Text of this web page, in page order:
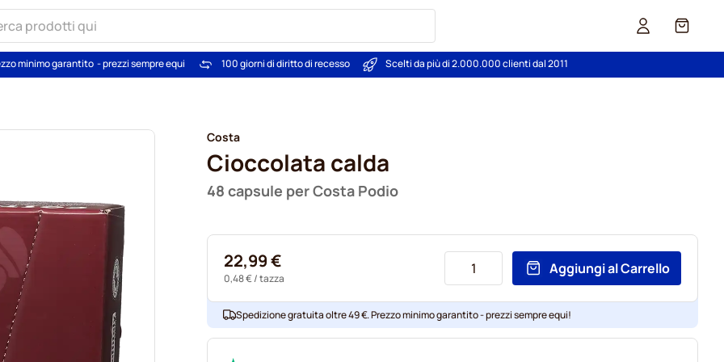
Carrello
minimo garantito- prezzi sempre equi 100 giorni di diritto di recesso Scelti da più di 2.000.000 clienti dal 2011
Costa
Cioccolata calda
48 capsule per Costa Podio
22,99 €
0,48 €/ tazza
Aggiungi al Carrello
Spedizione gratuita oltre 49 €. Prezzo minimo garantito - prezzi sempre equi!